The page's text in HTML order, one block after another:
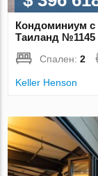
Кондоминиум с
Таиланд №1145
Спален:2
Keller Henson